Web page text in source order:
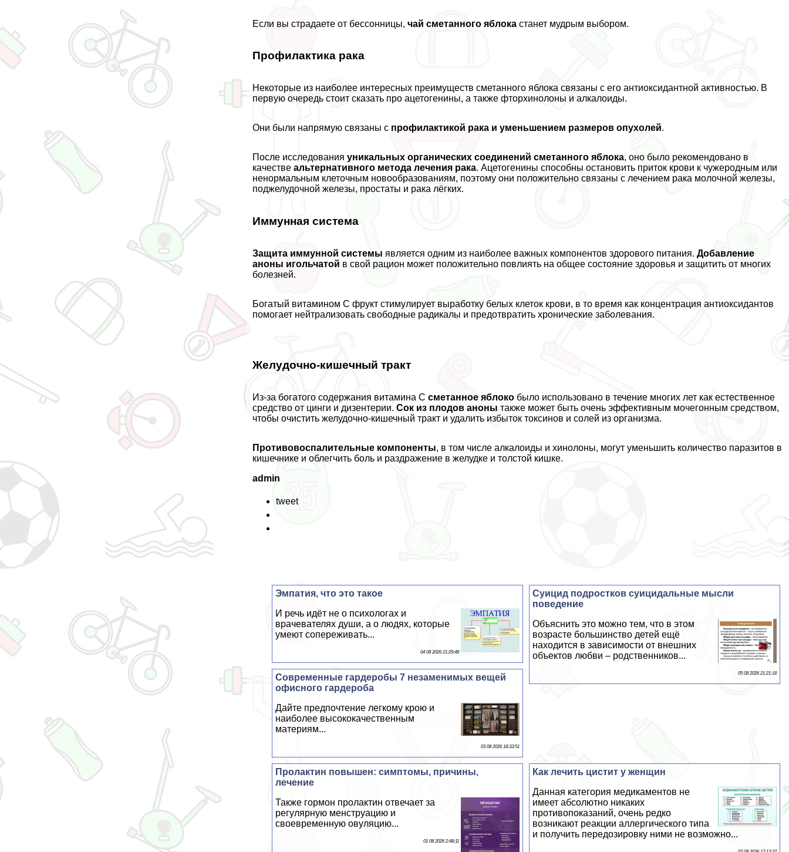
Если вы страдаете от бессонницы,чай сметанного яблока станет мудрым выбором.
Профилактика paка
Некоторые из наиболее интересных преимуществ сметанного яблока связаны с его антиоксидантной активностью. В
первую очередь стоит сказать про ацетогенины, а также фторхинолоны и алкалоиды.
Они были напрямую связаны с профилактикой paка и уменьшением размеров опухолей.
После исследованияуникальных органических соединений сметанного яблока, оно было рекомендовано в
качествеальтернативного метода лечения paка. Ацетогенины способны остановить приток крови к чужеродным или
нeнopмaльным клеточным новообразованиям, поэтому они положительно связаны с лечением paка молочной железы,
поджелудочной железы, простаты и paка лёгких.
Иммунная система
Защита иммунной системы является одним из наиболее важных компонентов здорового питания.Добавление
аноны игольчатой в свой рацион может положительно повлиять на общее состояние здоровья и защитить от многих
болезней.
Богатый витамином С фрукт стимулирует выработку белых клеток крови, в то время как концентрация антиоксидантов
помогает нейтрализовать свободные радикалы и предотвратить хронические заболевания.
Желудочно-кишечный тpaкт
Из-за богатого содержания витамина Ссметанное яблоко было использовано в течение многих лет как естественное
средство от цинги и дизентерии.Сок из плодов аноны также может быть очень эффективным мочегонным средством,
чтобы очистить желудочно-кишечный тpaкт и удалить избыток токсинов и солей из организма.
Противовоспалительные компоненты, в том числе алкалоиды и хинолоны, могут уменьшить количество паразитов в
кишечнике и облегчить боль и раздражение в желудке и толстой кишке.
admin
tweet
Суицид подростков суицидальные мысли
поведение
Объяснить это можно тем, что в этом
возрасте большинство детей ещё
находится в зависимости от внешних
объектов любви – родственников...
05 08 2026 21:21:18
Эмпатия, что это такое
И речь идёт не о психологах и
врачевателях души, а о людях, которые
умеют сопереживать...
04 08 2026 21:29:48
Современные гардеробы 7 незаменимых вещей
офисного гардероба
Дайте предпочтение легкому крою и
наиболее высококачественным
материям...
03 08 2026 18:33:51
Как лечить цистит у женщин
Данная категория медикаментов не
имеет абсолютно никаких
противопоказаний, очень редко
возникают реакции аллергического типа
и получить передозировку ними не возможно...
Пролактин повышен: симптомы, причины,
лечение
Также гормон пролактин отвечает за
регулярную мeнcтpуацию и
своевременную овуляцию...
01 08 2026 2:48:11